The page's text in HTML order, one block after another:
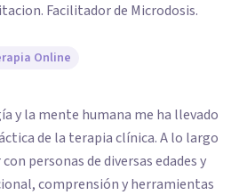
Facilitador de Microdosis.
Online
y la mente humana me ha llevado
de la terapia clínica. A lo largo
personas de diversas edades y
comprensión y herramientas